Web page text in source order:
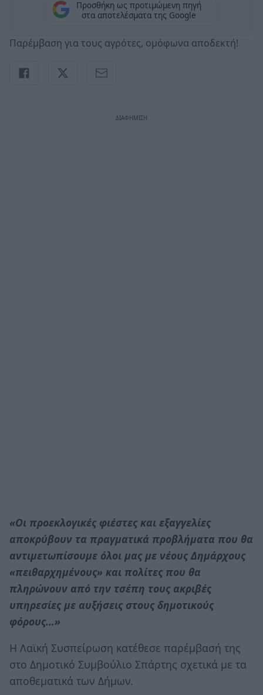
Προσθήκη ως προτιμώμενη πηγή
στα αποτελέσματα της Google
Παρέμβαση για τους αγρότες, ομόφωνα αποδεκτή!
«Οι προεκλογικές φιέστες και εξαγγελίες
αποκρύβουν τα πραγματικά προβλήματα που θα
αντιμετωπίσουμε όλοι μας με νέους Δημάρχους
«πειθαρχημένους» και πολίτες που θα
πληρώνουν από την τσέπη τους ακριβές
υπηρεσίες με αυξήσεις στους δημοτικούς
φόρους…»
Η Λαϊκή Συσπείρωση κατέθεσε παρέμβασή της
στο Δημοτικό Συμβούλιο Σπάρτης σχετικά με τα
αποθεματικά των Δήμων.